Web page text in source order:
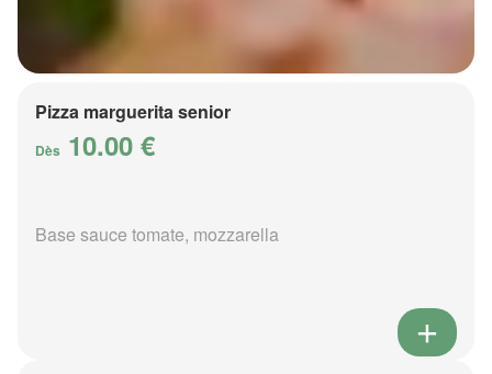
Pizza marguerita senior
Dès 10.00 €
Base sauce tomate, mozzarella